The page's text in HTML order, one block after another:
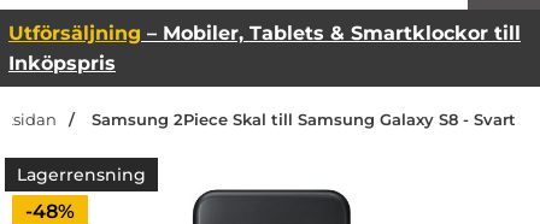
Utförsäljning – Mobiler, Tablets & Smartklockor till
Inköpspris
Samsung 2Piece Skal till Samsung Galaxy S8 - Svart
Lagerrensning
Priset är nedsatt med
-48%